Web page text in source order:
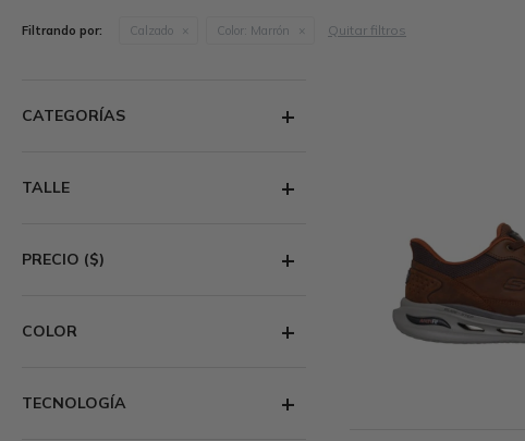
Filtrando por: Calzado Color: Marrón Quitar filtros
CATEGORÍAS
TALLE
PRECIO ($)
COLOR
TECNOLOGÍA